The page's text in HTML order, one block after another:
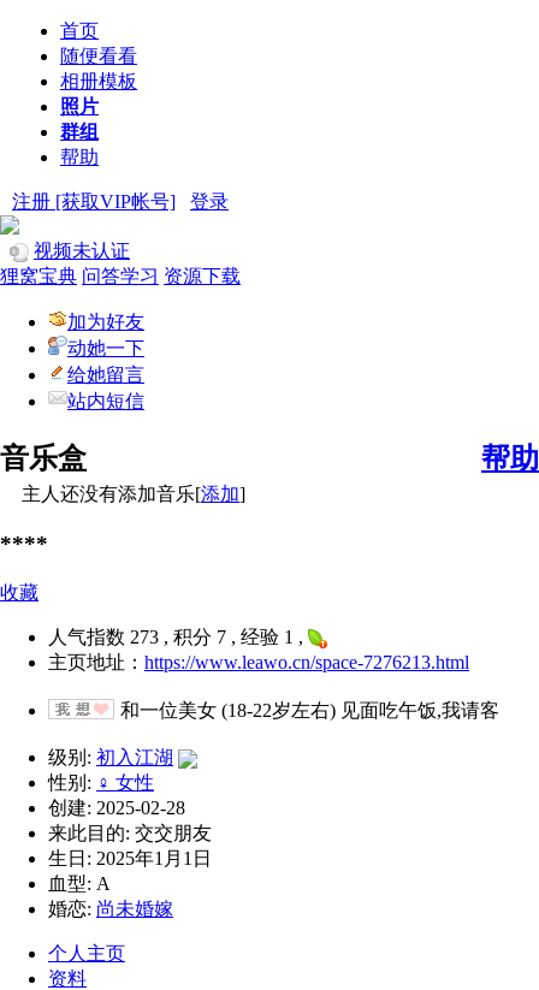
首页
随便看看
相册模板
照片
群组
帮助
注册 [获取VIP帐号] 登录
视频未认证
狸窝宝典 问答学习 资源下载
加为好友
动她一下
给她留言
站内短信
帮助
音乐盒
主人还没有添加音乐[添加]
****
收藏
人气指数 273 , 积分 7 , 经验 1 ,
主页地址： https://www.leawo.cn/space-7276213.html
和一位美女 (18-22岁左右) 见面吃午饭,我请客
级别: 初入江湖
性别: ♀ 女性
创建: 2025-02-28
来此目的: 交交朋友
生日: 2025年1月1日
血型: A
婚恋: 尚未婚嫁
个人主页
资料